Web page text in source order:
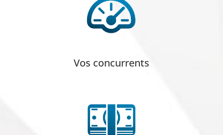
Vos concurrents